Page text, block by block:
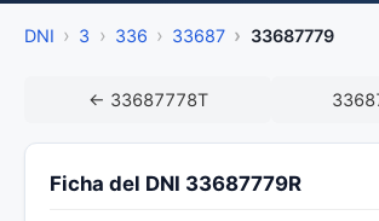
DNI 3 336 33687 33687779
← 33687778T
Ficha del DNI 33687779R